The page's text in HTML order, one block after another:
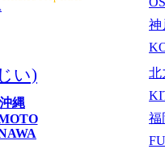
神
縄
北
福
い)